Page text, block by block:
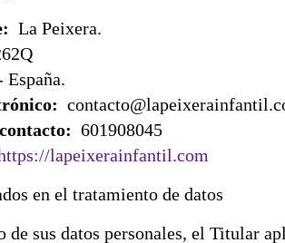
La Peixera.
España.
601908045
lapeixerainfantil.com
en el tratamiento de datos
de sus datos personales, el Titular